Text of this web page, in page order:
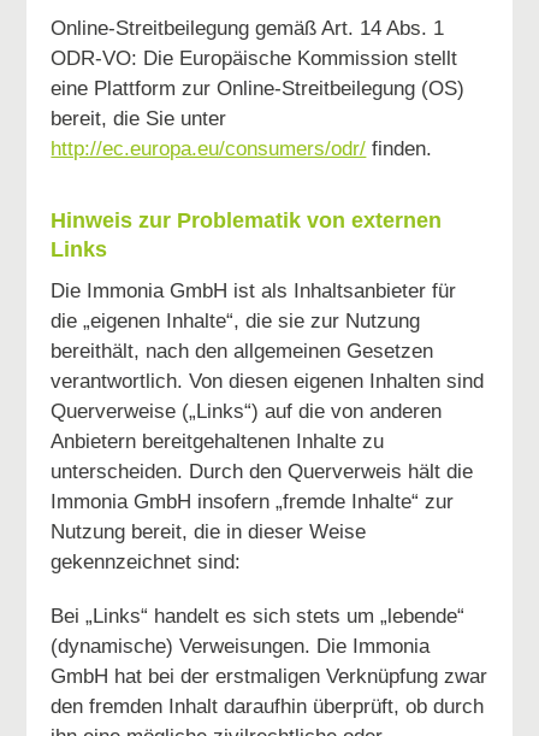
Online-Streitbeilegung gemäß Art. 14 Abs. 1
ODR-VO: Die Europäische Kommission stellt
eine Plattform zur Online-Streitbeilegung (OS)
bereit, die Sie unter
http://ec.europa.eu/consumers/odr/ finden.
Hinweis zur Problematik von externen
Links
Die Immonia GmbH ist als Inhaltsanbieter für
die „eigenen Inhalte“, die sie zur Nutzung
bereithält, nach den allgemeinen Gesetzen
verantwortlich. Von diesen eigenen Inhalten sind
Querverweise („Links“) auf die von anderen
Anbietern bereitgehaltenen Inhalte zu
unterscheiden. Durch den Querverweis hält die
Immonia GmbH insofern „fremde Inhalte“ zur
Nutzung bereit, die in dieser Weise
gekennzeichnet sind:
Bei „Links“ handelt es sich stets um „lebende“
(dynamische) Verweisungen. Die Immonia
GmbH hat bei der erstmaligen Verknüpfung zwar
den fremden Inhalt daraufhin überprüft, ob durch